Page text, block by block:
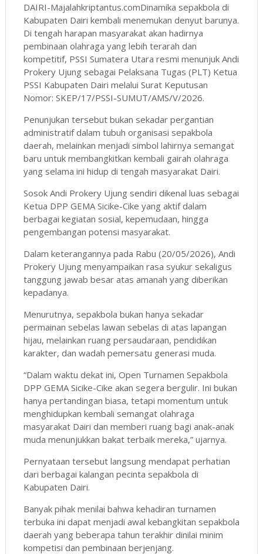
DAIRI-Majalahkriptantus.comDinamika sepakbola di
Kabupaten Dairi kembali menemukan denyut barunya.
Di tengah harapan masyarakat akan hadirnya
pembinaan olahraga yang lebih terarah dan
kompetitif, PSSI Sumatera Utara resmi menunjuk Andi
Prokery Ujung sebagai Pelaksana Tugas (PLT) Ketua
PSSI Kabupaten Dairi melalui Surat Keputusan
Nomor: SKEP/17/PSSI-SUMUT/AMS/V/2026.
Penunjukan tersebut bukan sekadar pergantian
administratif dalam tubuh organisasi sepakbola
daerah, melainkan menjadi simbol lahirnya semangat
baru untuk membangkitkan kembali gairah olahraga
yang selama ini hidup di tengah masyarakat Dairi.
Sosok Andi Prokery Ujung sendiri dikenal luas sebagai
Ketua DPP GEMA Sicike-Cike yang aktif dalam
berbagai kegiatan sosial, kepemudaan, hingga
pengembangan potensi masyarakat.
Dalam keterangannya pada Rabu (20/05/2026), Andi
Prokery Ujung menyampaikan rasa syukur sekaligus
tanggung jawab besar atas amanah yang diberikan
kepadanya.
Menurutnya, sepakbola bukan hanya sekadar
permainan sebelas lawan sebelas di atas lapangan
hijau, melainkan ruang persaudaraan, pendidikan
karakter, dan wadah pemersatu generasi muda.
“Dalam waktu dekat ini, Open Turnamen Sepakbola
DPP GEMA Sicike-Cike akan segera bergulir. Ini bukan
hanya pertandingan biasa, tetapi momentum untuk
menghidupkan kembali semangat olahraga
masyarakat Dairi dan memberi ruang bagi anak-anak
muda menunjukkan bakat terbaik mereka,” ujarnya.
Pernyataan tersebut langsung mendapat perhatian
dari berbagai kalangan pecinta sepakbola di
Kabupaten Dairi.
Banyak pihak menilai bahwa kehadiran turnamen
terbuka ini dapat menjadi awal kebangkitan sepakbola
daerah yang beberapa tahun terakhir dinilai minim
kompetisi dan pembinaan berjenjang.